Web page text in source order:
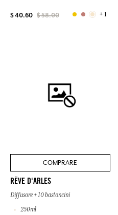
$ 40.60 $ 58.00 + 1
COMPRARE
RÊVE D'ARLES
Diffusore + 10 bastoncini
250ml